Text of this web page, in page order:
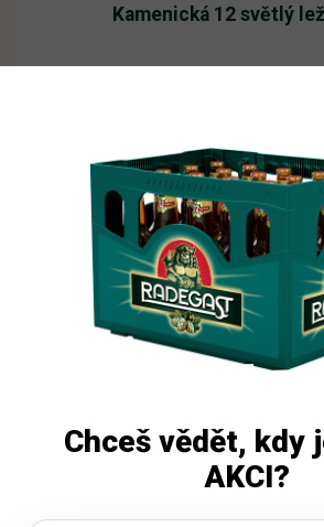
Kamenická 12 světlý
Čtěte více
Huhňák Maxx 11 světlý
Chceš vědět, kdy
AKCI?